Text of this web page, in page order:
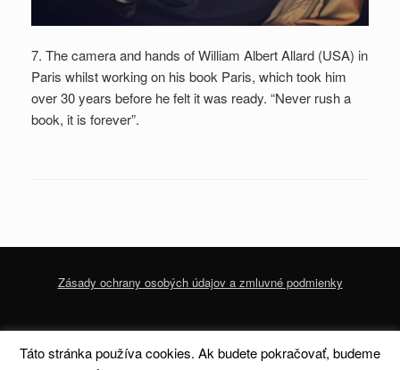
7. The camera and hands of William Albert Allard (USA) in
Paris whilst working on his book Paris, which took him
over 30 years before he felt it was ready. “Never rush a
book, it is forever”.
Zásady ochrany osobých údajov a zmluvné podmienky
podmienky
Táto stránka používa cookies. Ak budete pokračovať, budeme